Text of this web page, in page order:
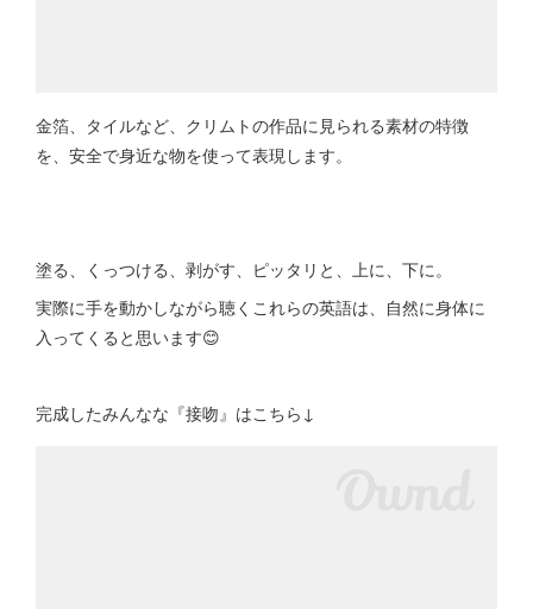
金箔、タイルなど、クリムトの作品に見られる素材の特徴
を、安全で身近な物を使って表現します。
塗る、くっつける、剥がす、ピッタリと、上に、下に。
実際に手を動かしながら聴くこれらの英語は、自然に身体に
入ってくると思います😊
完成したみんなな『接吻』はこちら↓